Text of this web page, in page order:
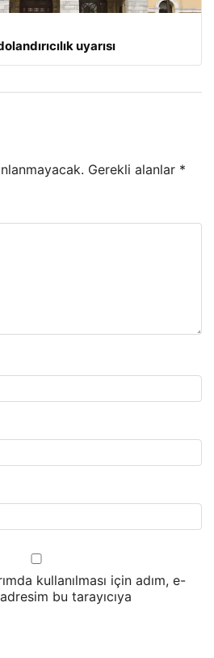
uyarısı
Gerekli alanlar *
kullanılması için adım, e-
bu tarayıcıya